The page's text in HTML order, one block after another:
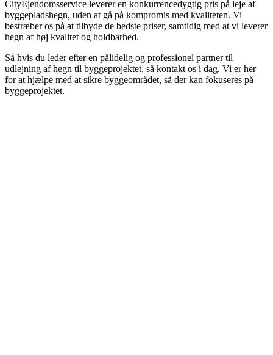
CityEjendomsservice leverer en konkurrencedygtig pris på leje af
byggepladshegn, uden at gå på kompromis med kvaliteten. Vi
bestræber os på at tilbyde de bedste priser, samtidig med at vi leverer
hegn af høj kvalitet og holdbarhed.
Så hvis du leder efter en pålidelig og professionel partner til
udlejning af hegn til byggeprojektet, så kontakt os i dag. Vi er her
for at hjælpe med at sikre byggeområdet, så der kan fokuseres på
byggeprojektet.